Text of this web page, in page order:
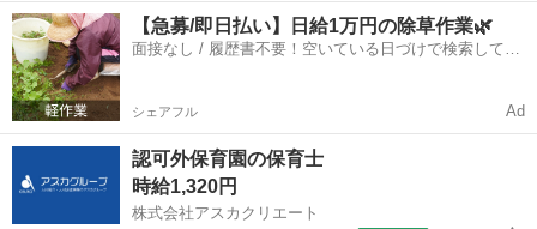
です！ ご希望の勤務時間をお聞かせください◎ ・・・・・【 お仕事
内容 】・・・・・ 保育業務全般お願いします♪ 担当クラスは、 ご経
験...
福島 いわき市 保育士
【急募/即日払い】日給1万円の除草作業🌿
面接なし / 履歴書不要！空いている日づけで検索して即
シェアフル Ad
認可外保育園の保育士
時給1,320円
株式会社アスカクリエート